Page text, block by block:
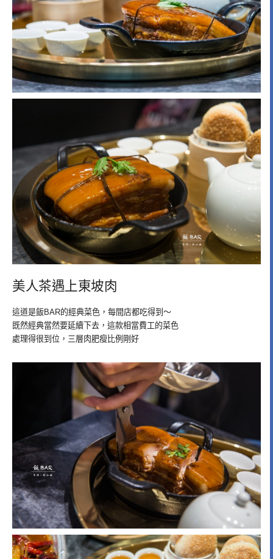
美人茶遇上東坡肉
這道是飯BAR的經典菜色，每間店都吃得到～
既然經典當然要延續下去，這款相當費工的菜色
處理得很到位，三層肉肥瘦比例剛好